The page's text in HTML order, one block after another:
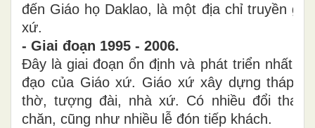
đến Giáo họ Daklao, là một địa chỉ truyền
xứ.
- Giai đoạn 1995 - 2006.
Đây là giai đoạn ổn định và phát triển nhất
đạo của Giáo xứ. Giáo xứ xây dựng tháp
thờ, tượng đài, nhà xứ. Có nhiều đổi thay
chăn, cũng như nhiều lễ đón tiếp khách.